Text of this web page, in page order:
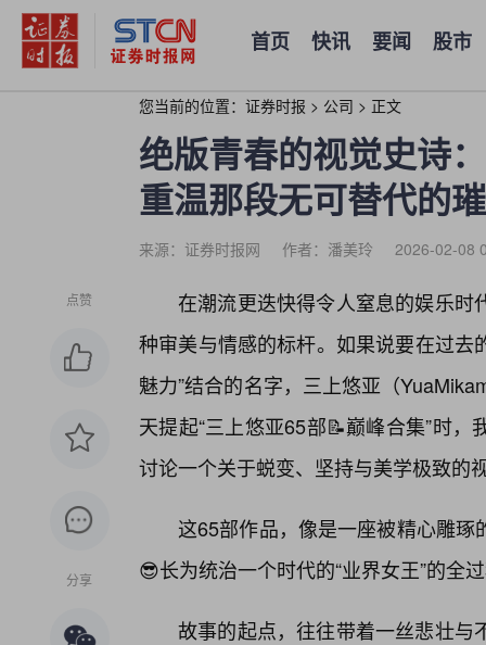
首页 快讯 要闻 股市
您当前的位置： 证券时报 > 公司 > 正文
绝版青春的视觉史诗
重温那段无可替代的
来源：证券时报网 作者：潘美玲 2026-02-08
点赞
分享
在潮流更迭快得令人窒息的娱乐时
种审美与情感的标杆。如果说要在过去
魅力”结合的名字，三上悠亚（
天提起“三上悠亚65部📝巅峰合集”时
讨论一个关于蜕变、坚持与美学极致的
这65部作品，像是一座被精心雕
😎长为统治一个时代的“业界女王”的全
故事的起点，往往带着一丝悲壮与